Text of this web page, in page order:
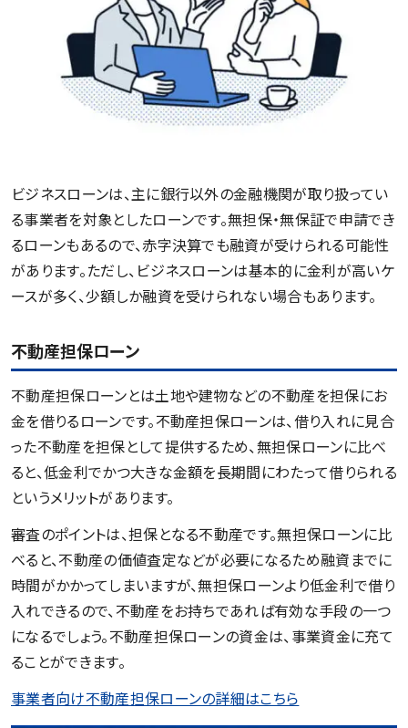
ビジネスローンは、主に銀行以外の金融機関が取り扱ってい
る事業者を対象としたローンです。無担保・無保証で申請でき
るローンもあるので、赤字決算でも融資が受けられる可能性
があります。ただし、ビジネスローンは基本的に金利が高いケ
ースが多く、少額しか融資を受けられない場合もあります。
不動産担保ローン
不動産担保ローンとは土地や建物などの不動産を担保にお
金を借りるローンです。不動産担保ローンは、借り入れに見合
った不動産を担保として提供するため、無担保ローンに比べ
ると、低金利でかつ大きな金額を長期間にわたって借りられる
というメリットがあります。
審査のポイントは、担保となる不動産です。無担保ローンに比
べると、不動産の価値査定などが必要になるため融資までに
時間がかかってしまいますが、無担保ローンより低金利で借り
入れできるので、不動産をお持ちであれば有効な手段の一つ
になるでしょう。不動産担保ローンの資金は、事業資金に充て
ることができます。
事業者向け不動産担保ローンの詳細はこちら